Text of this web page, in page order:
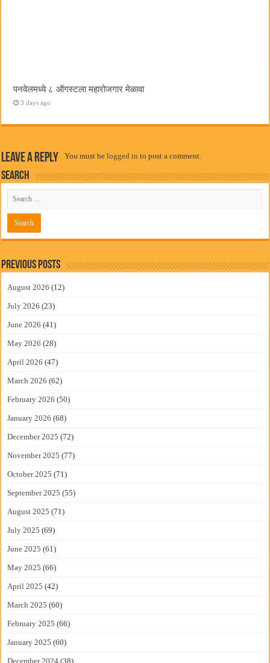
पनवेलमध्ये ८ ऑगस्टला महारोजगार मेळावा
3 days ago
Leave a Reply You must belogged in to post a comment.
Search
Previous Posts
August 2026 (12)
July 2026 (23)
June 2026 (41)
May 2026 (28)
April 2026 (47)
March 2026 (62)
February 2026 (50)
January 2026 (68)
December 2025 (72)
November 2025 (77)
October 2025 (71)
September 2025 (55)
August 2025 (71)
July 2025 (69)
June 2025 (61)
May 2025 (66)
April 2025 (42)
March 2025 (60)
February 2025 (66)
January 2025 (60)
December 2024 (38)